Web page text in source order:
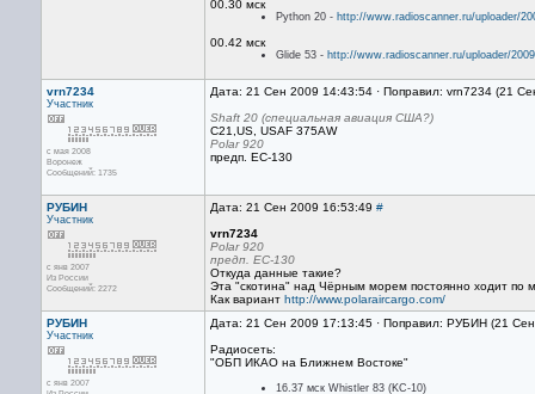
00.30 мск
Python 20 - http://www.radioscanner.ru/uploader/
00.42 мск
Glide 53 - http://www.radioscanner.ru/uploader/
vrn7234
Участник
с мая 2008
Воронеж
Сообщений: 1735
Дата: 21 Сен 2009 14:43:54 · Поправил: vrn7234 (21
Shaft 20 (специальная авиация США?)
C21,US, USAF 375AW
Polar 920
предп. ЕС-130
РУБИН
Участник
с янв 2007
Из России
Сообщений: 2272
Дата: 21 Сен 2009 16:53:49 #
vrn7234
Polar 920
предп. ЕС-130
Откуда данные такие?
Эта "скотина" над Чёрным морем постоянно ходит по
Как вариант http://www.polaraircargo.com/
РУБИН
Участник
с янв 2007
Дата: 21 Сен 2009 17:13:45 · Поправил: РУБИН (21
Радиосеть:
"ОБП ИКАО на Ближнем Востоке"
16.37 мск Whistler 83 (KC-10)